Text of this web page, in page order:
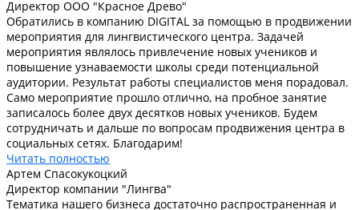
Директор ООО "Красное Древо"
Обратились в компанию DIGITAL за помощью в продвижении
мероприятия для лингвистического центра. Задачей
мероприятия являлось привлечение новых учеников и
повышение узнаваемости школы среди потенциальной
аудитории. Результат работы специалистов меня порадовал.
Само мероприятие прошло отлично, на пробное занятие
записалось более двух десятков новых учеников. Будем
сотрудничать и дальше по вопросам продвижения центра в
социальных сетях. Благодарим!
Читать полностью
Артем Спасокукоцкий
Директор компании "Лингва"
Тематика нашего бизнеса достаточно распространенная и